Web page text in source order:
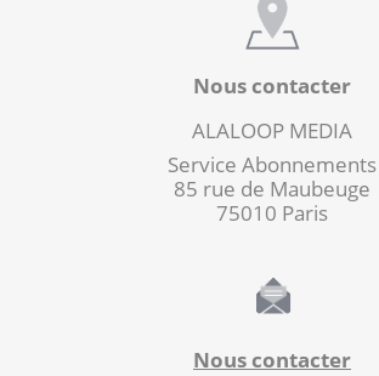
Nous contacter
ALALOOP MEDIA
Service Abonnements
85 rue de Maubeuge
75010 Paris
Nous contacter